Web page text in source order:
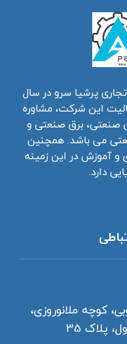
پرشیا سرو در سال
این شرکت، مشاوره
صنعتی، برق صنعتی و
می باشد. همچنین
و آموزش در این زمینه
دارد.
کوچه ملانوروزی،